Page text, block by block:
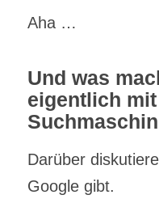
Aha …
Und was
eigentlich
Darüber
Google gibt.